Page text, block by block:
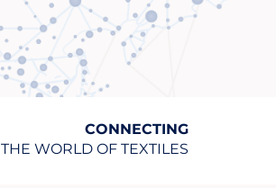
CONNECTING
THE WORLD OF TEXTILES